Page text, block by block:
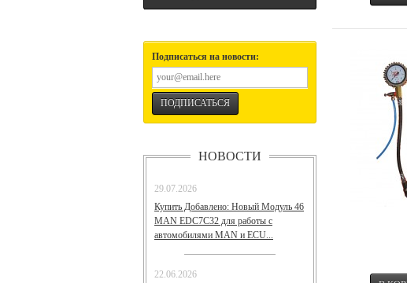
Подписаться на новости:
НОВОСТИ
29.07.2026
Купить Добавлено: Новый Модуль 46
MAN EDC7C32 для работы с
автомобилями MAN и ECU...
22.06.2026